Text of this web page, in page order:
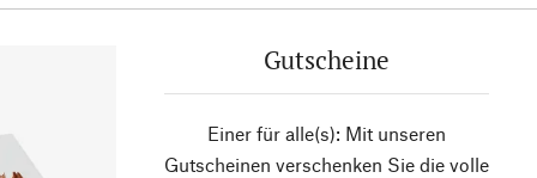
Gutscheine
Einer für alle(s): Mit unseren
Gutscheinen verschenken Sie die volle